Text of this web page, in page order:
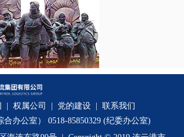
权属公司 党的建设 联系我们
合办公室） 0518-85850329 (纪委办公室)